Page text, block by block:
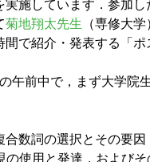
施しています．参加し
菊地翔太先生 （専修大
で紹介・発表する「
午前中で，まず大学院
数詞の選択とその要因
使用と発達，および